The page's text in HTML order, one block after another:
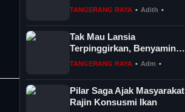
PPPK Penuh Waktu
TANGERANG RAYA • Adith •
Tak Mau Lansia
Terpinggirkan, Benyamin
Perkuat 36 Pos Lansia di
TANGERANG RAYA • Adm •
Pilar Saga Ajak Masyarakat
Rajin Konsusmi Ikan